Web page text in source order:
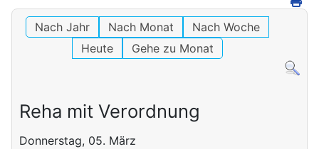
Nach Jahr Nach Monat
Nach Woche
Heute
Gehe zu Monat
Reha mit Verordnung
Donnerstag, 05. März